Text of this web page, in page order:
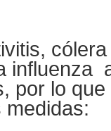
influenza
por lo
medidas: